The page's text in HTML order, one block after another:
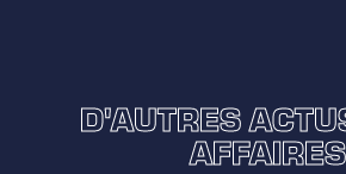
D'AUTRES
AFFAIRES